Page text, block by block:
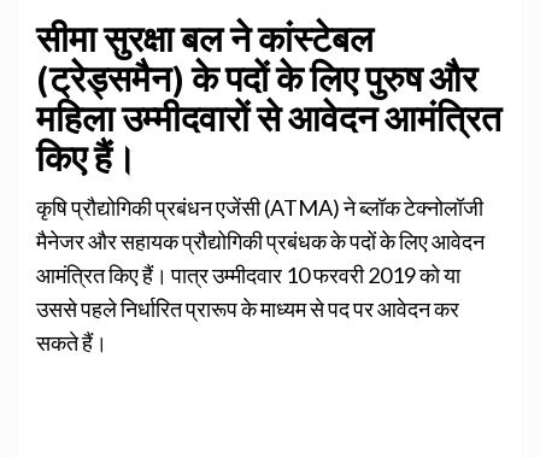
सीमा सुरक्षा बल ने कांस्टेबल
(ट्रेड्समैन) के पदों के लिए पुरुष और
महिला उम्मीदवारों से आवेदन आमंत्रित
किए हैं।
कृषि प्रौद्योगिकी प्रबंधन एजेंसी (ATMA) ने ब्लॉक टेक्नोलॉजी
मैनेजर और सहायक प्रौद्योगिकी प्रबंधक के पदों के लिए आवेदन
आमंत्रित किए हैं। पात्र उम्मीदवार 10 फरवरी 2019 को या
उससे पहले निर्धारित प्रारूप के माध्यम से पद पर आवेदन कर
सकते हैं।